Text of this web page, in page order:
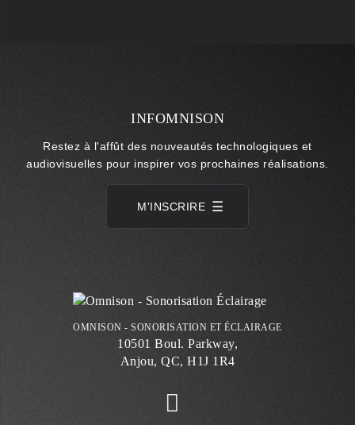
OMNISON - SONORISATION ET ÉCLAIRAGE
10501 Boul. Parkway,
Anjou, QC, H1J 1R4
INFOMNISON
Restez à l'affût des nouveautés technologiques et
audiovisuelles pour inspirer vos prochaines réalisations.
M'INSCRIRE